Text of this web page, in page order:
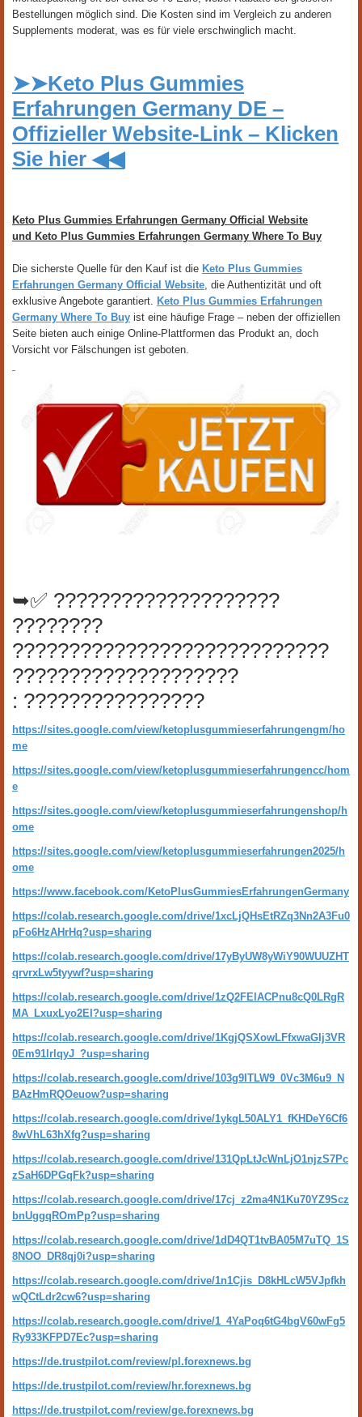
Bestellungen möglich sind. Die Kosten sind im Vergleich zu anderen
Supplements moderat, was es für viele erschwinglich macht.
➤➤Keto Plus Gummies
Erfahrungen Germany DE –
Offizieller Website-Link – Klicken
Sie hier ◀◀
Keto Plus Gummies Erfahrungen Germany Official Website
und Keto Plus Gummies Erfahrungen Germany Where To Buy
Die sicherste Quelle für den Kauf ist die Keto Plus Gummies
Erfahrungen Germany Official Website, die Authentizität und oft
exklusive Angebote garantiert. Keto Plus Gummies Erfahrungen
Germany Where To Buy ist eine häufige Frage – neben der offiziellen
Seite bieten auch einige Online-Plattformen das Produkt an, doch
Vorsicht vor Fälschungen ist geboten.
➥✅ ????????????????????
????????
????????????????????????????
????????????????????
: ????????????????
https://sites.google.com/view/ketoplusgummieserfahrungengm/ho
me
https://sites.google.com/view/ketoplusgummieserfahrungencc/hom
e
https://sites.google.com/view/ketoplusgummieserfahrungenshop/h
ome
https://sites.google.com/view/ketoplusgummieserfahrungen2025/h
ome
https://www.facebook.com/KetoPlusGummiesErfahrungenGermany
https://colab.research.google.com/drive/1xcLjQHsEtRZq3Nn2A3Fu0
pFo6HzAHrHq?usp=sharing
https://colab.research.google.com/drive/17yByUW8yWiY90WUUZHT
qrvrxLw5tyywf?usp=sharing
https://colab.research.google.com/drive/1zQ2FElACPnu8cQ0LRgR
MA_LxuxLyo2EI?usp=sharing
https://colab.research.google.com/drive/1KgjQSXowLFfxwaGIj3VR
0Em91lrlqyJ_?usp=sharing
https://colab.research.google.com/drive/103g9ITLW9_0Vc3M6u9_N
BAzHmRQOeuow?usp=sharing
https://colab.research.google.com/drive/1ykgL50ALY1_fKHDeY6Cf6
8wVhL63hXfg?usp=sharing
https://colab.research.google.com/drive/131QpLtJcWnLjO1njzS7Pc
zSaH6DPGqFk?usp=sharing
https://colab.research.google.com/drive/17cj_z2ma4N1Ku70YZ9Scz
bnUggqROmPp?usp=sharing
https://colab.research.google.com/drive/1dD4QT1tvBA05M7uTQ_1S
8NOO_DR8qj0i?usp=sharing
https://colab.research.google.com/drive/1n1Cjis_D8kHLcW5VJpfkh
wQCtLdr2cw6?usp=sharing
https://colab.research.google.com/drive/1_4YaPoq6tG4bgV60wFg5
Ry933KFPD7Ec?usp=sharing
https://de.trustpilot.com/review/pl.forexnews.bg
https://de.trustpilot.com/review/hr.forexnews.bg
https://de.trustpilot.com/review/ge.forexnews.bg